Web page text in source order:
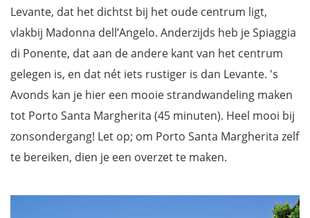
Levante, dat het dichtst bij het oude centrum ligt,
vlakbij Madonna dell’Angelo. Anderzijds heb je Spiaggia
di Ponente, dat aan de andere kant van het centrum
gelegen is, en dat nét iets rustiger is dan Levante. 's
Avonds kan je hier een mooie strandwandeling maken
tot Porto Santa Margherita (45 minuten). Heel mooi bij
zonsondergang! Let op; om Porto Santa Margherita zelf
te bereiken, dien je een overzet te maken.